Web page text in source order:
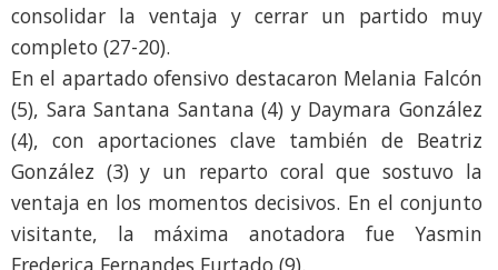
consolidar la ventaja y cerrar un partido muy
completo (27-20).
En el apartado ofensivo destacaron Melania Falcón
(5), Sara Santana Santana (4) y Daymara González
(4), con aportaciones clave también de Beatriz
González (3) y un reparto coral que sostuvo la
ventaja en los momentos decisivos. En el conjunto
visitante, la máxima anotadora fue Yasmin